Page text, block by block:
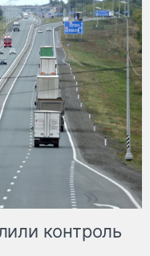
контроль